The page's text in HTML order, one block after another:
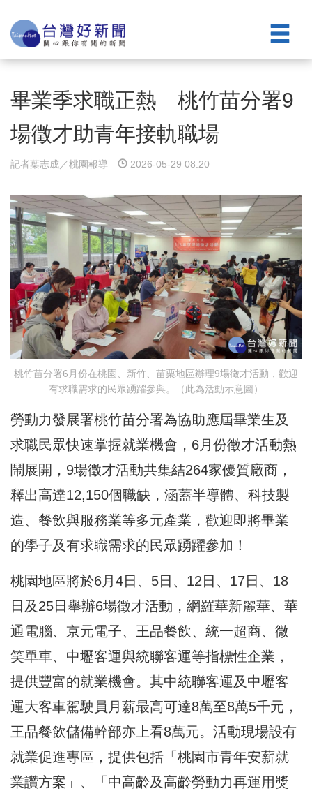
畢業季求職正熱 桃竹苗分署9
場徵才助青年接軌職場
記者葉志成／桃園報導 2026-05-29 08:20
桃竹苗分署6月份在桃園、新竹、苗栗地區辦理9場徵才活動，歡迎
有求職需求的民眾踴躍參與。（此為活動示意圖）
勞動力發展署桃竹苗分署為協助應屆畢業生及
求職民眾快速掌握就業機會，6月份徵才活動熱
鬧展開，9場徵才活動共集結264家優質廠商，
釋出高達12,150個職缺，涵蓋半導體、科技製
造、餐飲與服務業等多元產業，歡迎即將畢業
的學子及有求職需求的民眾踴躍參加！
桃園地區將於6月4日、5日、12日、17日、18
日及25日舉辦6場徵才活動，網羅華新麗華、華
通電腦、京元電子、王品餐飲、統一超商、微
笑單車、中壢客運與統聯客運等指標性企業，
提供豐富的就業機會。其中統聯客運及中壢客
運大客車駕駛員月薪最高可達8萬至8萬5千元，
王品餐飲儲備幹部亦上看8萬元。活動現場設有
就業促進專區，提供包括「桃園市青年安薪就
業讚方案」、「中高齡及高齡勞動力再運用獎